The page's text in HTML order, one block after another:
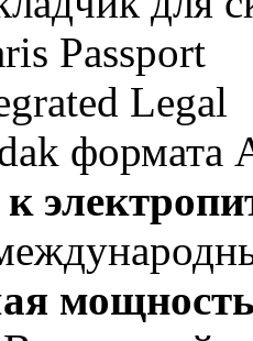
Passport
Legal
формата